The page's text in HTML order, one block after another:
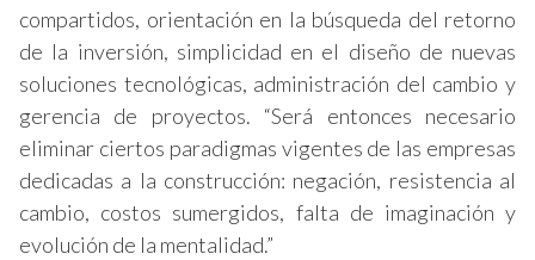
compartidos, orientación en la búsqueda del retorno
de la inversión, simplicidad en el diseño de nuevas
soluciones tecnológicas, administración del cambio y
gerencia de proyectos. “Será entonces necesario
eliminar ciertos paradigmas vigentes de las empresas
dedicadas a la construcción: negación, resistencia al
cambio, costos sumergidos, falta de imaginación y
evolución de la mentalidad.”